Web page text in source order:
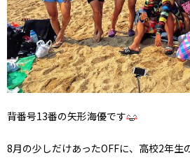
背番号13番の矢形海優です
8月の少しだけあったOFFに、高校2年生